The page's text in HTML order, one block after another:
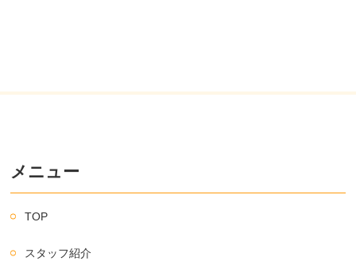
メニュー
TOP
スタッフ紹介